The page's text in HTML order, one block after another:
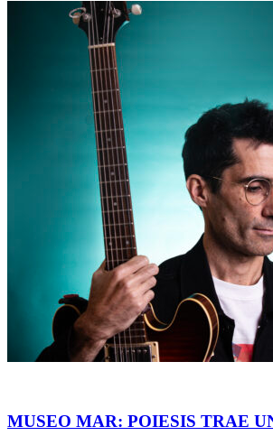
MUSEO MAR: POIESIS TRAE